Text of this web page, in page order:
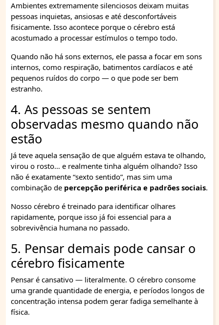
Ambientes extremamente silenciosos deixam muitas
pessoas inquietas, ansiosas e até desconfortáveis
fisicamente. Isso acontece porque o cérebro está
acostumado a processar estímulos o tempo todo.
Quando não há sons externos, ele passa a focar em sons
internos, como respiração, batimentos cardíacos e até
pequenos ruídos do corpo — o que pode ser bem
estranho.
4. As pessoas se sentem
observadas mesmo quando não
estão
Já teve aquela sensação de que alguém estava te olhando,
virou o rosto… e realmente tinha alguém olhando? Isso
não é exatamente “sexto sentido”, mas sim uma
combinação de percepção periférica e padrões sociais.
Nosso cérebro é treinado para identificar olhares
rapidamente, porque isso já foi essencial para a
sobrevivência humana no passado.
5. Pensar demais pode cansar o
cérebro fisicamente
Pensar é cansativo — literalmente. O cérebro consome
uma grande quantidade de energia, e períodos longos de
concentração intensa podem gerar fadiga semelhante à
física.